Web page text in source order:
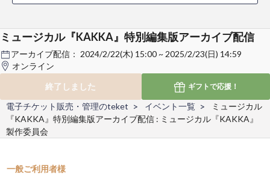
ミュージカル『KAKKA』特別編集版アーカイブ配信
アーカイブ配信： 2024/2/22(木) 15:00 ~ 2025/2/23(日) 14:59
オンライン
終了しました
ギフトで応援！
電子チケット販売・管理のteket イベント一覧
ミュージカル
『KAKKA』特別編集版アーカイブ配信 : ミュージカル『KAKKA』
製作委員会
一般ご利用者様